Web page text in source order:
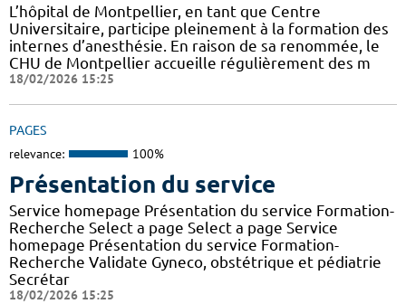
L’hôpital de Montpellier, en tant que Centre
Universitaire, participe pleinement à la formation des
internes d’anesthésie. En raison de sa renommée, le
CHU de Montpellier accueille régulièrement des m
18/02/2026 15:25
PAGES
relevance: 100%
Présentation du service
Service homepage Présentation du service Formation-
Recherche Select a page Select a page Service
homepage Présentation du service Formation-
Recherche Validate Gyneco, obstétrique et pédiatrie
Secrétar
18/02/2026 15:25